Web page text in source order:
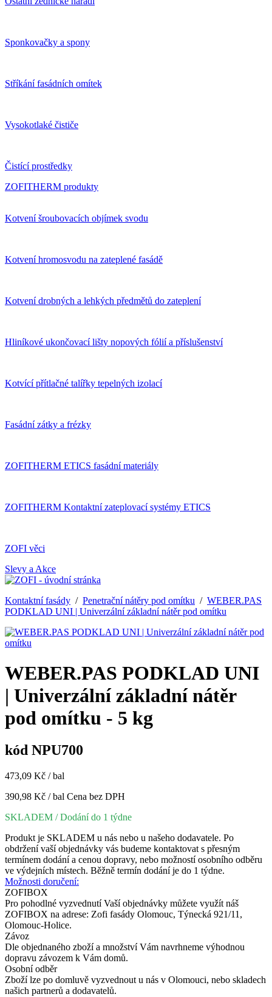
Sponkovačky a spony
Stříkání fasádních omítek
Vysokotlaké čističe
Čistící prostředky
ZOFITHERM produkty
Kotvení šroubovacích objímek svodu
Kotvení hromosvodu na zateplené fasádě
Kotvení drobných a lehkých předmětů do zateplení
Hliníkové ukončovací lišty nopových fólií a příslušenství
Kotvící přítlačné talířky tepelných izolací
Fasádní zátky a frézky
ZOFITHERM ETICS fasádní materiály
ZOFITHERM Kontaktní zateplovací systémy ETICS
ZOFI věci
Slevy a Akce
Kontaktní fasády / Penetrační nátěry pod omítku / WEBER.PAS
PODKLAD UNI | Univerzální základní nátěr pod omítku
WEBER.PAS PODKLAD UNI
| Univerzální základní nátěr
pod omítku - 5 kg
kód NPU700
473,09 Kč / bal
390,98 Kč / bal Cena bez DPH
SKLADEM / Dodání do 1 týdne
Produkt je SKLADEM u nás nebo u našeho dodavatele. Po
obdržení vaší objednávky vás budeme kontaktovat s přesným
termínem dodání a cenou dopravy, nebo možností osobního odběru
ve výdejních místech. Běžně termín dodání je do 1 týdne.
Možnosti doručení:
ZOFIBOX
Pro pohodlné vyzvednutí Vaší objednávky můžete využít náš
ZOFIBOX na adrese: Zofi fasády Olomouc, Týnecká 921/11,
Olomouc-Holice.
Závoz
Dle objednaného zboží a množství Vám navrhneme výhodnou
dopravu závozem k Vám domů.
Osobní odběr
Zboží lze po domluvě vyzvednout u nás v Olomouci, nebo skladech
našich partnerů a dodavatelů.